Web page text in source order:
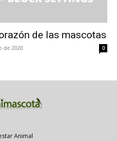
de las mascotas
de 2020 0
Animal